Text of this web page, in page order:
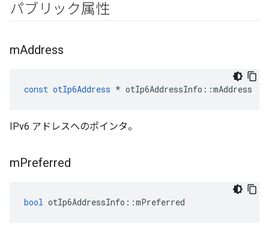
パブリック属性
mAddress
const otIp6Address * otIp6AddressInfo ::mAddress
IPv6 アドレスへのポインタ。
mPreferred
bool otIp6AddressInfo ::mPreferred